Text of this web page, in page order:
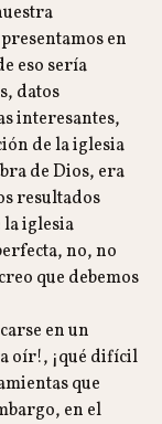
en
eso sería
datos
interesantes,
de la iglesia
de Dios, era
resultados
iglesia
no, no
que debemos
en un
oír!, ¡qué difícil
que
en el